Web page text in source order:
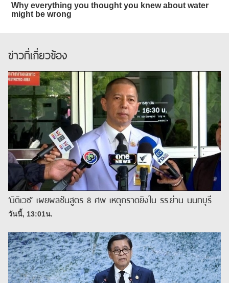
ข่าวที่เกี่ยวข้อง
‘นิติเวช’ เผยผลชันสูตร 8 ศพ เหตุกราดยิงใน รร.ย่าน นนทบุรี
วันนี้, 13:01น.